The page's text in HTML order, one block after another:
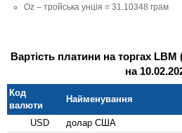
Oz – тройська унція = 31.10348 грам
Вартість платини на торгах
на
Код
валюти
Найменування
USD долар США